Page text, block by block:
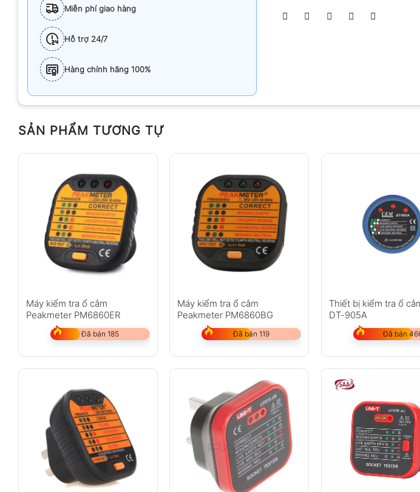
Miễn phí giao hàng
Hỗ trợ 24/7
Hàng chính hãng 100%
SẢN PHẨM TƯƠNG TỰ
Máy kiểm tra ổ cắm
Peakmeter PM6860ER
Đã bán 185
Máy kiểm tra ổ cắm
Peakmeter PM6860BG
Đã bán 119
Thiết bị kiểm tra ổ
DT-905A
Đã bán